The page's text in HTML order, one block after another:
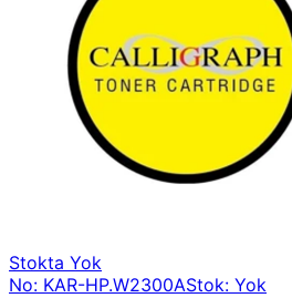
Stokta Yok
No: KAR-HP.W2300AStok: Yok